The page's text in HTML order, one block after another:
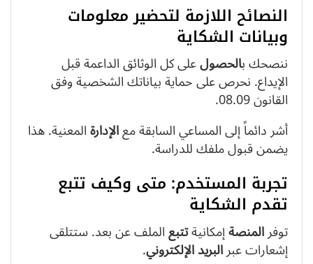
النصائح اللازمة لتحضير معلومات
وبيانات الشكاية
ننصحك بالحصولعلى كل الوثائق الداعمة قبل
الإيداع. نحرص على حماية بياناتك الشخصية وفق
القانون 08.09.
أشر دائماً إلى المساعي السابقة معالإدارةالمعنية. هذا
يضمن قبول ملفك للدراسة.
تجربة المستخدم: متى وكيف تتبع
تقدم الشكاية
توفرالمنصةإمكانيةتتبعالملف عن بعد. ستتلقى
إشعارات عبرالبريد الإلكتروني.